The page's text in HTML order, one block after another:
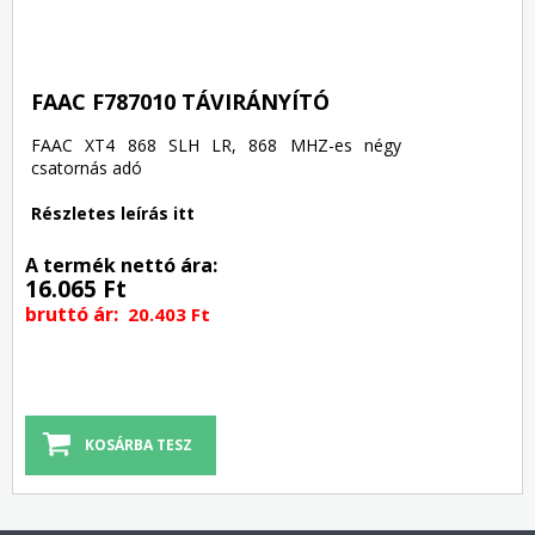
FAAC F787010 TÁVIRÁNYÍTÓ
FAAC XT4 868 SLH LR, 868 MHZ-es négy
csatornás adó
Részletes leírás itt
A termék nettó ára:
16.065 Ft
bruttó ár: 20.403 Ft